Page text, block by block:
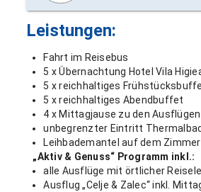
Leistungen:
Fahrt im Reisebus
5 x Übernachtung Hotel Vila
5 x reichhaltiges
5 x reichhaltiges Abendbuffet
4 x Mittagjause zu den Ausflügen
unbegrenzter Eintritt
Leihbademantel auf dem Zimmer
„Aktiv & Genuss“ Programm inkl.:
alle Ausflüge mit örtlicher
Ausflug „Celje & Zalec“ inkl.